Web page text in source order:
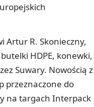
Artur R. Skonieczny,
HDPE, konewki,
Suwary. Nowością z
przeznaczone do
na targach Interpack